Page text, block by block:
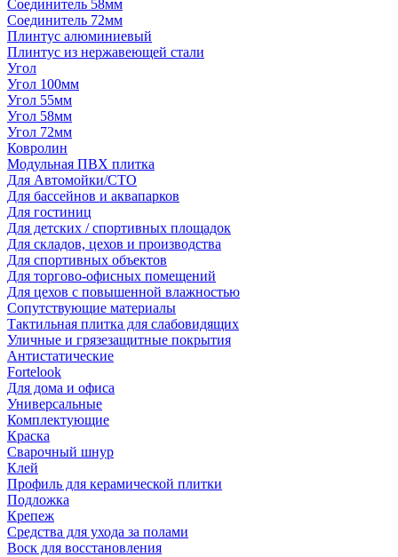
Соединитель 58мм
Соединитель 72мм
Плинтус алюминиевый
Плинтус из нержавеющей стали
Угол
Угол 100мм
Угол 55мм
Угол 58мм
Угол 72мм
Ковролин
Модульная ПВХ плитка
Для Автомойки/СТО
Для бассейнов и аквапарков
Для гостиниц
Для детских / спортивных площадок
Для складов, цехов и производства
Для спортивных объектов
Для торгово-офисных помещений
Для цехов с повышенной влажностью
Сопутствующие материалы
Тактильная плитка для слабовидящих
Уличные и грязезащитные покрытия
Антистатические
Fortelook
Для дома и офиса
Универсальные
Комплектующие
Краска
Сварочный шнур
Клей
Профиль для керамической плитки
Подложка
Крепеж
Средства для ухода за полами
Воск для восстановления